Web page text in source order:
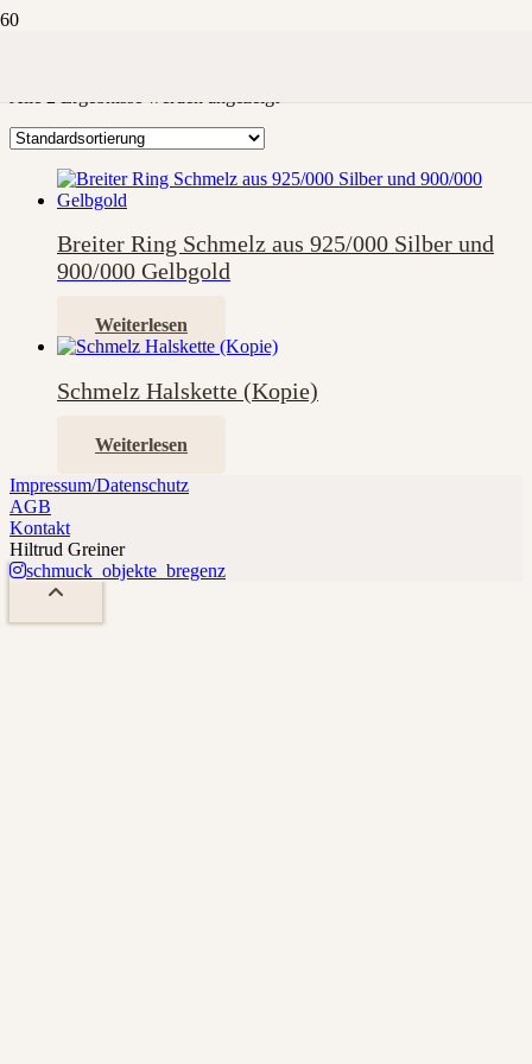
Breiter Ring Schmelz aus 925/000 Silber und
900/000 Gelbgold
Weiterlesen
Schmelz Halskette (Kopie)
Weiterlesen
Impressum/Datenschutz
AGB
Kontakt
Hiltrud Greiner
schmuck_objekte_bregenz